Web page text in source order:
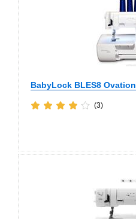
BabyLock BLES8 Ovation
(3)